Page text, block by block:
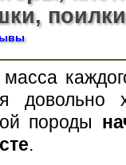
довольно
породы
.